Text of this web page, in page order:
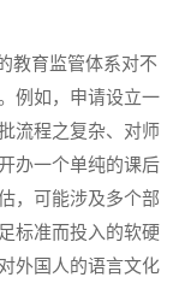
育监管体系对不
例如，申请设立一
流程之复杂、对师
办一个单纯的课后
，可能涉及多个部
标准而投入的软硬
外国人的语言文化